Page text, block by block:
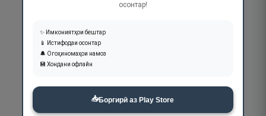
осонтар!
✨ Имкониятҳои бештар
📱 Истифодаи осонтар
🔔 Огоҳиномаҳои намоз
💾 Хондани офлайн
📥Боргирӣ аз Play Store